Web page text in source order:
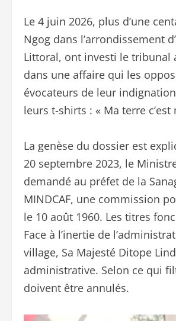
Le 4 juin 2026, plus d’une
Ngog dans l’arrondissement
Littoral, ont investi le tribunal
dans une affaire qui les
évocateurs de leur
leurs t-shirts : « Ma terre
La genèse du dossier est
20 septembre 2023, le
demandé au préfet de la
MINDCAF, une commission
le 10 août 1960. Les titres
Face à l’inertie de
village, Sa Majesté Ditope
administrative. Selon ce qui
doivent être annulés.